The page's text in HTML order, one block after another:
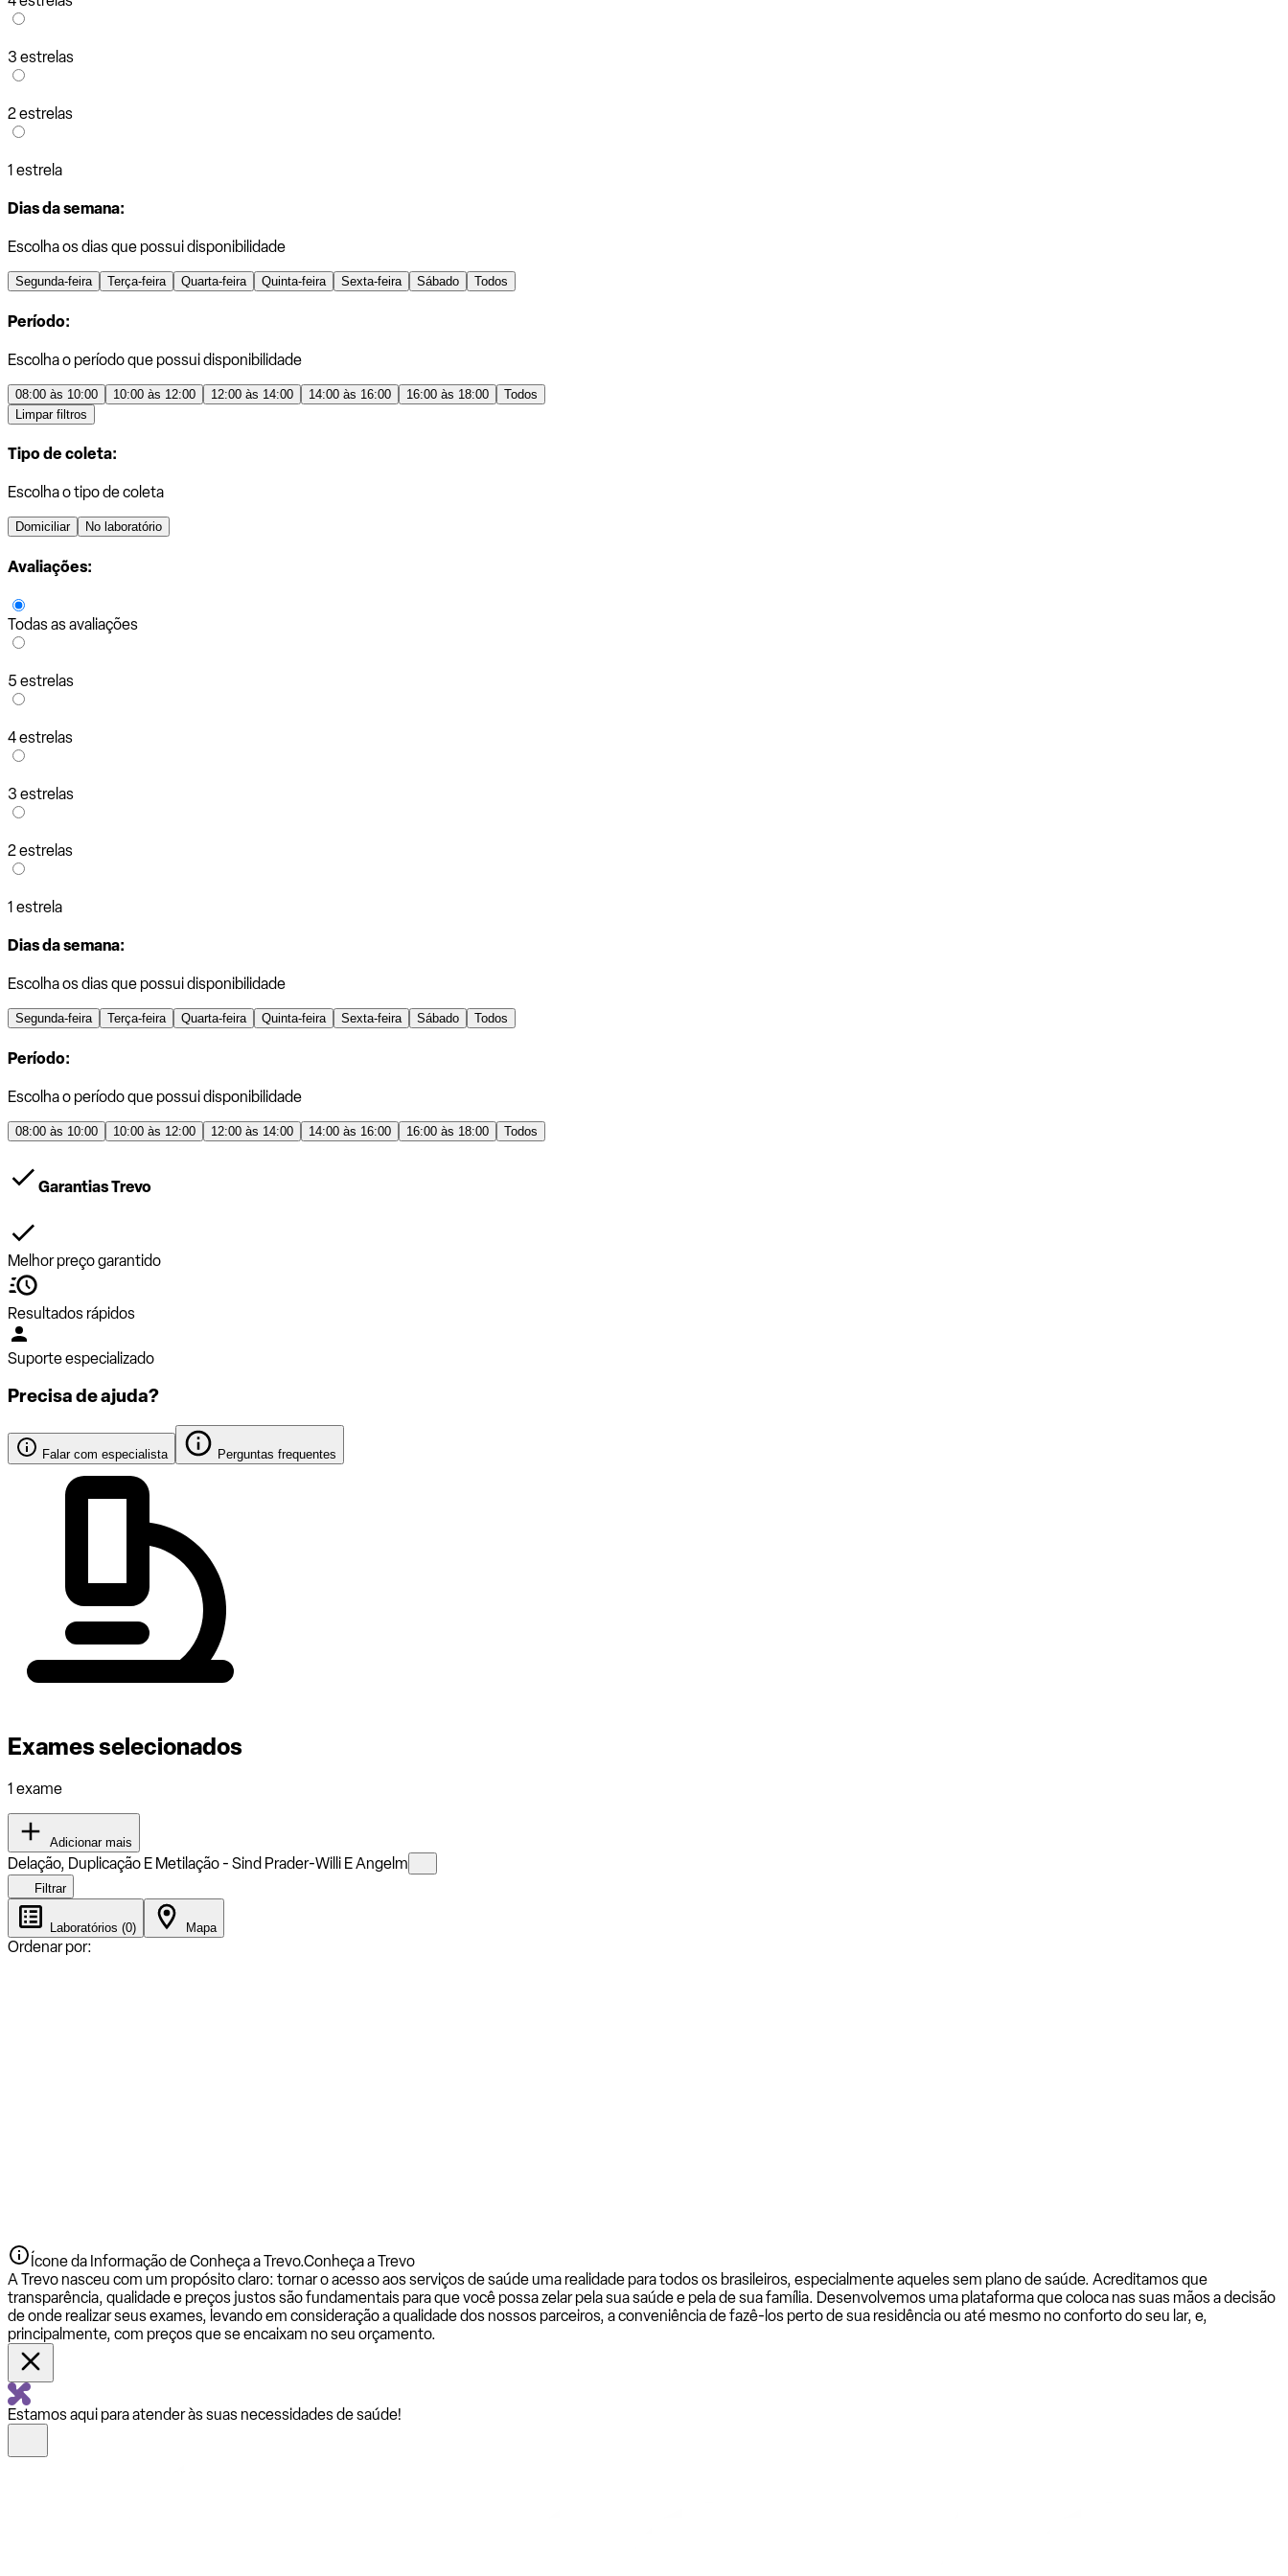
3 estrelas
2 estrelas
1 estrela
Dias da semana:
Escolha os dias que possui disponibilidade
Segunda-feira Terça-feira Quarta-feira Quinta-feira Sexta-feira Sábado Todos
Período:
Escolha o período que possui disponibilidade
08:00 às 10:00 10:00 às 12:00 12:00 às 14:00 14:00 às 16:00 16:00 às 18:00
Todos
Limpar filtros
Tipo de coleta:
Escolha o tipo de coleta
Domiciliar No laboratório
Avaliações:
Todas as avaliações
5 estrelas
4 estrelas
3 estrelas
2 estrelas
1 estrela
Dias da semana:
Escolha os dias que possui disponibilidade
Segunda-feira Terça-feira Quarta-feira Quinta-feira Sexta-feira Sábado Todos
Período:
Escolha o período que possui disponibilidade
08:00 às 10:00 10:00 às 12:00 12:00 às 14:00 14:00 às 16:00 16:00 às 18:00 Todos
Garantias Trevo
Melhor preço garantido
Resultados rápidos
Suporte especializado
Precisa de ajuda?
Falar com especialista Perguntas frequentes
Exames selecionados
1 exame
Adicionar mais
Delação, Duplicação E Metilação - Sind Prader-Willi E Angelm
Filtrar
Laboratórios (0) Mapa
Ordenar por:
Ícone da Informação de Conheça a Trevo.Conheça a Trevo
A Trevo nasceu com um propósito claro: tornar o acesso aos serviços de saúde uma realidade para todos os brasileiros, especialmente aqueles sem plano de saúde. Acreditamos que
transparência, qualidade e preços justos são fundamentais para que você possa zelar pela sua saúde e pela de sua família. Desenvolvemos uma plataforma que coloca nas suas mãos a decisão
de onde realizar seus exames, levando em consideração a qualidade dos nossos parceiros, a conveniência de fazê-los perto de sua residência ou até mesmo no conforto do seu lar, e,
principalmente, com preços que se encaixam no seu orçamento.
Estamos aqui para atender às suas necessidades de saúde!